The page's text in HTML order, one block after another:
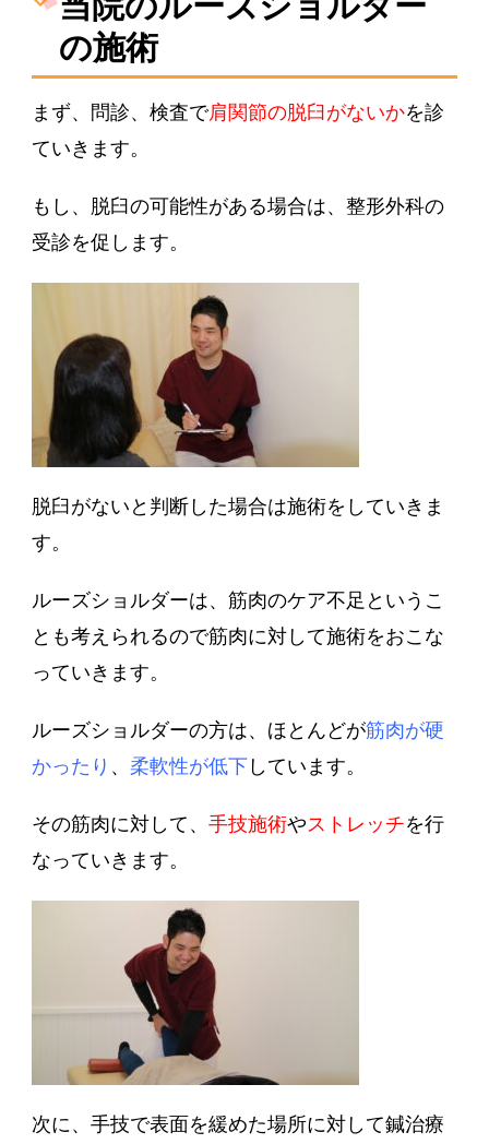
の施術
まず、問診、検査で肩関節の脱臼がないかを診
ていきます。
もし、脱臼の可能性がある場合は、整形外科の
受診を促します。
脱臼がないと判断した場合は施術をしていきま
す。
ルーズショルダーは、筋肉のケア不足というこ
とも考えられるので筋肉に対して施術をおこな
っていきます。
ルーズショルダーの方は、ほとんどが筋肉が硬
かったり 、 柔軟性が低下しています。
その筋肉に対して、 手技施術やストレッチを行
なっていきます。
次に、手技で表面を緩めた場所に対して鍼治療